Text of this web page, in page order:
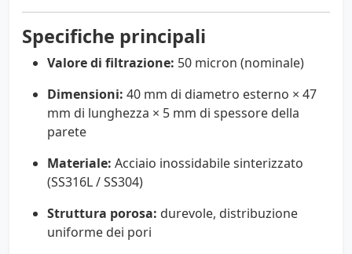
Specifiche principali
Valore di filtrazione: 50 micron (nominale)
Dimensioni: 40 mm di diametro esterno × 47
mm di lunghezza × 5 mm di spessore della
parete
Materiale: Acciaio inossidabile sinterizzato
(SS316L / SS304)
Struttura porosa: durevole, distribuzione
uniforme dei pori